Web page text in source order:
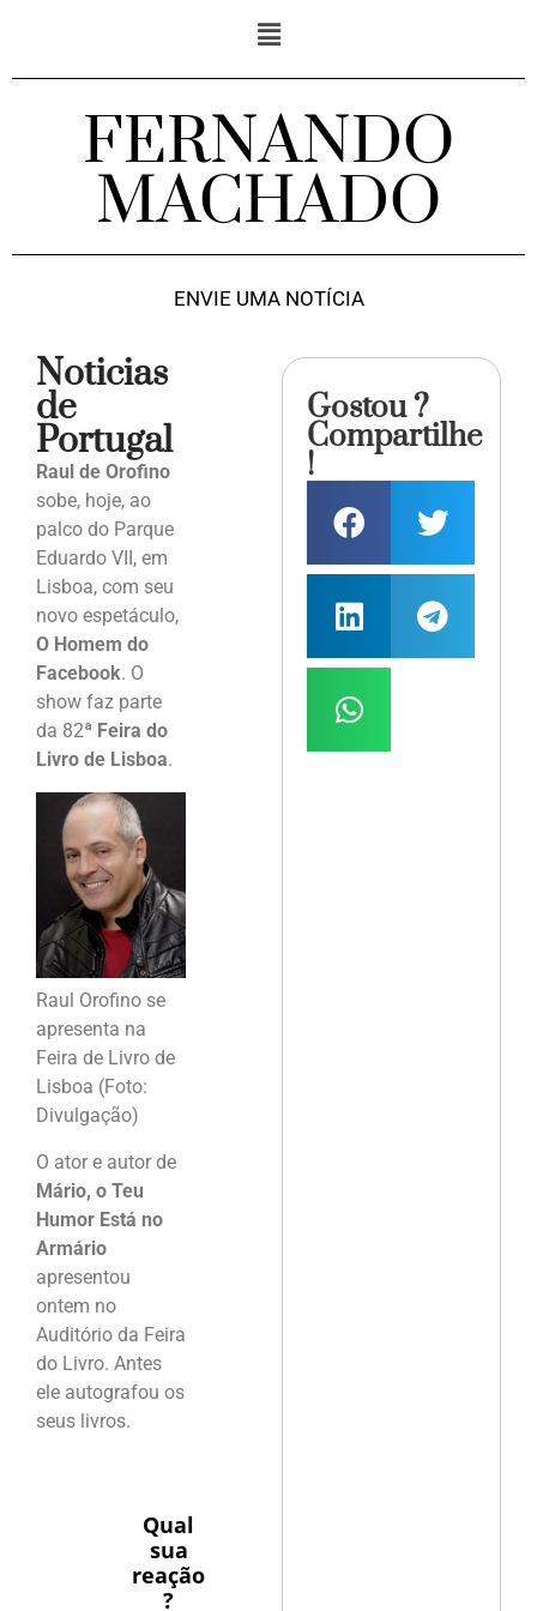
FERNANDO
MACHADO
ENVIE UMA NOTÍCIA
Noticias
de
Portugal
Raul de Orofino
sobe, hoje, ao
palco do Parque
Eduardo VII, em
Lisboa, com seu
novo espetáculo,
O Homem do
Facebook. O
show faz parte
da 82ª Feira do
Livro de Lisboa.
Raul Orofino se
apresenta na
Feira de Livro de
Lisboa (Foto:
Divulgação)
O ator e autor de
Mário, o Teu
Humor Está no
Armário
apresentou
ontem no
Auditório da Feira
do Livro. Antes
ele autografou os
seus livros.
Qual
sua
reação
?
Gostou ?
Compartilhe
!